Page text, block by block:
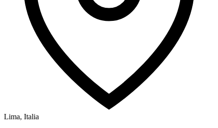
Lima, Italia